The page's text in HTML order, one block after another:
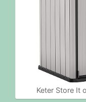
Keter Store It